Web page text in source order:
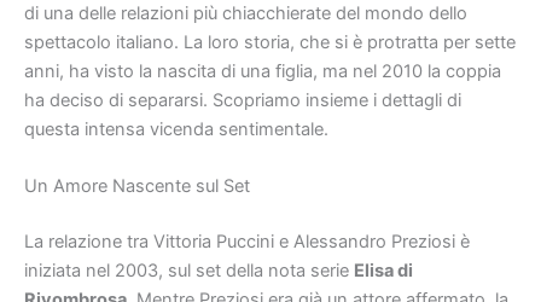
di una delle relazioni più chiacchierate del mondo dello
spettacolo italiano. La loro storia, che si è protratta per sette
anni, ha visto la nascita di una figlia, ma nel 2010 la coppia
ha deciso di separarsi. Scopriamo insieme i dettagli di
questa intensa vicenda sentimentale.
Un Amore Nascente sul Set
La relazione tra Vittoria Puccini e Alessandro Preziosi è
iniziata nel 2003, sul set della nota serie Elisa di